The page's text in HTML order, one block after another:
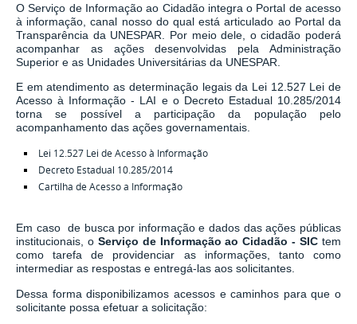
O Serviço de Informação ao Cidadão integra o Portal de acesso
à informação, canal nosso do qual está articulado ao Portal da
Transparência da UNESPAR. Por meio dele, o cidadão poderá
acompanhar as ações desenvolvidas pela Administração
Superior e as Unidades Universitárias da UNESPAR.
E em atendimento as determinação legaisda Lei 12.527 Lei de
Acesso à Informação - LAI e o Decreto Estadual 10.285/2014
torna se possível a participação da população pelo
acompanhamento das ações governamentais.
Lei 12.527 Lei de Acesso à Informação
Decreto Estadual 10.285/2014
Cartilha de Acesso a Informação
Em caso de busca por informação e dados das ações públicas
institucionais, o Serviço de Informação ao Cidadão - SICtem
como tarefa de
providenciar as informações, tanto como
intermediar as respostas e entregá-las aos solicitantes.
Dessa forma disponibilizamos acessos e caminhos para que o
solicitante possa efetuar a solicitação: